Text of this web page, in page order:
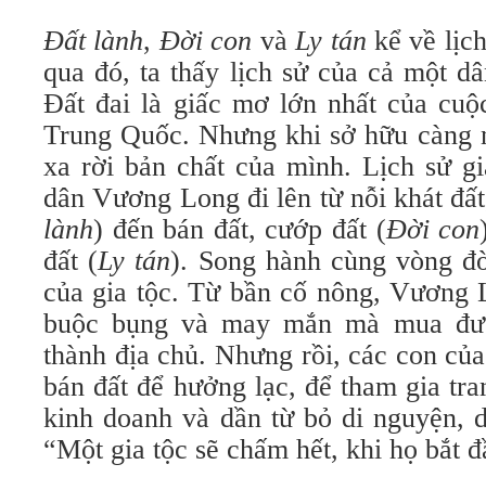
Đất lành, Đời con vàLy tán kể về
qua đó, ta thấy lịch sử của cả một
Đất đai là giấc mơ lớn nhất của
Trung Quốc. Nhưng khi sở hữu càng
xa rời bản chất của mình. Lịch sử
dân Vương Long đi lên từ nỗi khát
lành) đến bán đất, cướp đất (Đời con
đất (Ly tán). Song hành cùng vòng
của gia tộc. Từ bần cố nông, Vương
buộc bụng và may mắn mà mua
thành địa chủ. Nhưng rồi, các con
bán đất để hưởng lạc, để tham gia
kinh doanh và dần từ bỏ di nguyện,
“Một gia tộc sẽ chấm hết, khi họ bắt